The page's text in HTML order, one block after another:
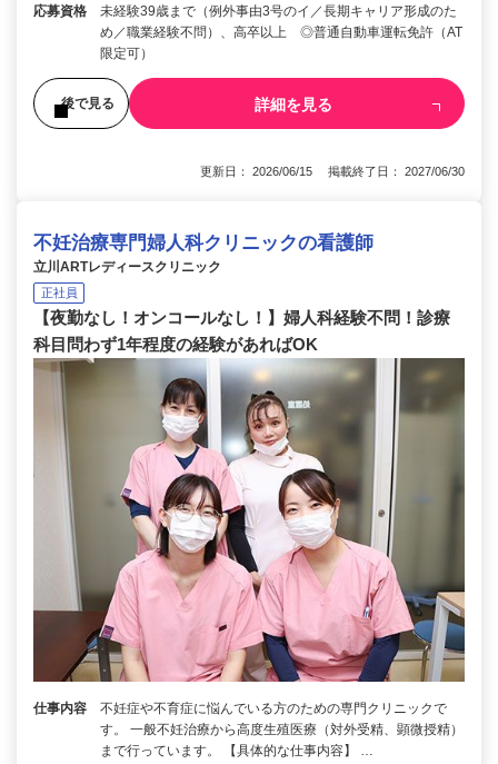
応募資格
未経験39歳まで（例外事由3号のイ／長期キャリア形成のた
め／職業経験不問）、高卒以上 ◎普通自動車運転免許（AT
限定可）
後で見る 詳細を見る
更新日： 2026/06/15 掲載終了日： 2027/06/30
不妊治療専門婦人科クリニックの看護師
立川ARTレディースクリニック
正社員
【夜勤なし！オンコールなし！】婦人科経験不問！診療
科目問わず1年程度の経験があればOK
仕事内容
不妊症や不育症に悩んでいる方のための専門クリニックで
す。 一般不妊治療から高度生殖医療（対外受精、顕微授精）
まで行っています。 【具体的な仕事内容】 …